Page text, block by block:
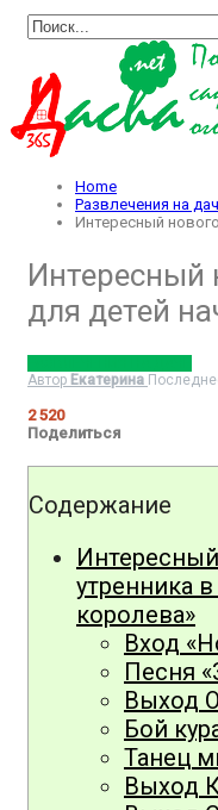
Home
Развлечения на
Интересный
Интересный
для детей
Автор Екатерина
2 520
Поделиться
Содержание
утренника
королева»
Вход
Песня
Выход
Бой
Танец
Выход